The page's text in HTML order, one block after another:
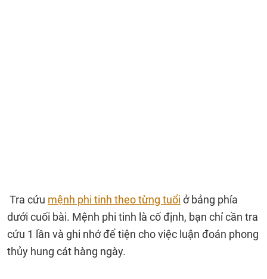
Tra cứu mệnh phi tinh theo từng tuổi ở bảng phía
dưới cuối bài. Mệnh phi tinh là cố định, bạn chỉ cần tra
cứu 1 lần và ghi nhớ để tiện cho việc luận đoán phong
thủy hung cát hàng ngày.